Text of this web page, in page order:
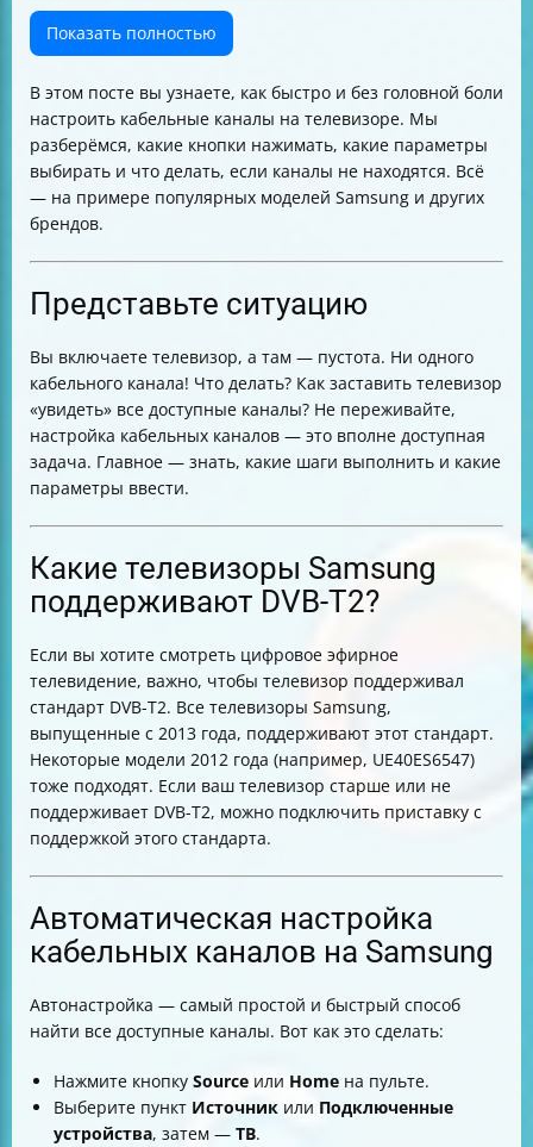
Где взять параметры для ручной настройки?
Как изменить порядок каналов?
Какие источники сигнала можно выбрать?
Какие типы каналов можно выбрать при
автонастройке?
Почему важно выбрать режим «Полный» при поиске?
Проверка подключения кабеля
Что происходит при запуске автонастройки?
Таблица сравнения режимов поиска каналов
Итог
Показать полностью
В этом посте вы узнаете, как быстро и без головной боли
настроить кабельные каналы на телевизоре. Мы
разберёмся, какие кнопки нажимать, какие параметры
выбирать и что делать, если каналы не находятся. Всё
— на примере популярных моделей Samsung и других
брендов.
Представьте ситуацию
Вы включаете телевизор, а там — пустота. Ни одного
кабельного канала! Что делать? Как заставить телевизор
«увидеть» все доступные каналы? Не переживайте,
настройка кабельных каналов — это вполне доступная
задача. Главное — знать, какие шаги выполнить и какие
параметры ввести.
Какие телевизоры Samsung
поддерживают DVB-T2?
Если вы хотите смотреть цифровое эфирное
телевидение, важно, чтобы телевизор поддерживал
стандарт DVB-T2. Все телевизоры Samsung,
выпущенные с 2013 года, поддерживают этот стандарт.
Некоторые модели 2012 года (например, UE40ES6547)
тоже подходят. Если ваш телевизор старше или не
поддерживает DVB-T2, можно подключить приставку с
поддержкой этого стандарта.
Автоматическая настройка
кабельных каналов на Samsung
Автонастройка — самый простой и быстрый способ
найти все доступные каналы. Вот как это сделать:
Нажмите кнопку Source или Home на пульте.
Выберите пункт Источник или Подключенные
устройства, затем — ТВ.